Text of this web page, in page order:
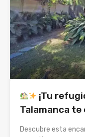
¡Tu
Talamanca te
Descubre esta